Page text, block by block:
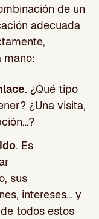
de un
adecuada
mano:
. ¿Qué tipo
¿Una visita,
. Es
sus
intereses… y
todos estos